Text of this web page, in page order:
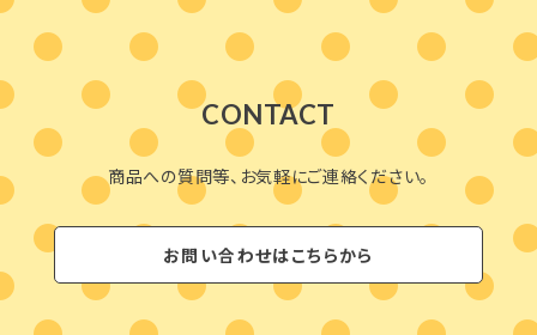
CONTACT
商品への質問等、お気軽にご連絡ください。
お問い合わせはこちらから